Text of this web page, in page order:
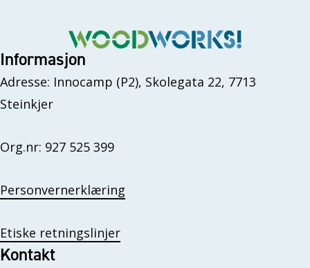
Informasjon
Adresse: Innocamp (P2), Skolegata 22, 7713
Steinkjer
Org.nr: 927 525 399
Personvernerklæring
Etiske retningslinjer
Kontakt